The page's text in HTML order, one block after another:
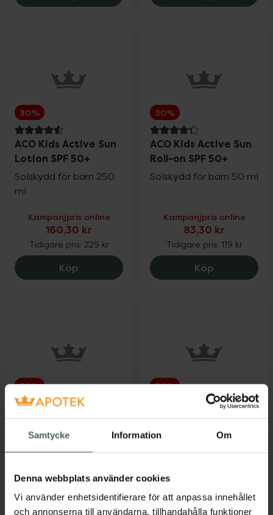
Samtycke Information Om
Denna webbplats använder cookies
Vi använder enhetsidentifierare för att anpassa innehållet
och annonserna till användarna, tillhandahålla funktioner
30%
4.6 av 5 i omdöme
ACO Kids Active Sun
Lotion SPF 50+
Solskydd för barn 250
ml
Kampanjpris online
160,30 kr
Tidigare pris: 229 kr
Köp ACO Kids Active Sun Lotion SPF 50+,
30%
4.3 av 5 i omdöme
ACO Kids Active Sun
Roll-on SPF 50+
Solskydd för barn 50 ml
Kampanjpris online
83,30 kr
Tidigare pris: 119 kr
Köp ACO Kids
30%
4.8 av 5 i omdöme
ACO Sun Lotion SPF
Solskydd för kroppen
146,30 kr
30%
4.6 av 5 i omdöme
ACO Sun Lotion SPF
30
Kampanjpris online
199,50 kr